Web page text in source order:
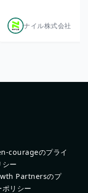
ナイル株式会社
courageのプライ
ー
Partnersのプ
リシー